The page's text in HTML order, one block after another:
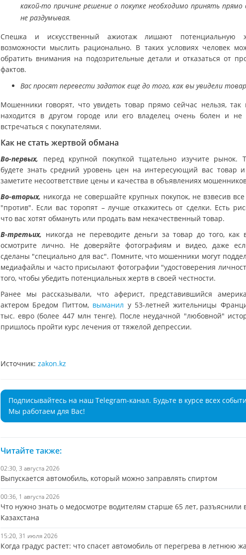
какой-то причине решение о покупке необходимо принять прямо
не раздумывая.
Спешка и искусственный ажиотаж лишают потенциальную
возможности мыслить рационально. В таких условиях человек
обратить внимания на подозрительные детали и отказаться от
фактов.
Вас просят перевести задаток еще до того, как вы увидели
Мошенники говорят, что увидеть товар прямо сейчас нельзя, так
находится в другом городе или его владелец очень болен и не
встречаться с покупателями.
Как не стать жертвой обмана
Во-первых, перед крупной покупкой тщательно изучите рынок.
будете знать средний уровень цен на интересующий вас товар и
заметите несоответствие цены и качества в объявлениях
Во-вторых, никогда не совершайте крупных покупок, не взвесив
"против". Если вас торопят – лучше откажитесь от сделки. Есть
что вас хотят обмануть или продать вам некачественный товар.
В-третьих, никогда не переводите деньги за товар до того, как
осмотрите лично. Не доверяйте фотографиям и видео, даже
сделаны "специально для вас". Помните, что мошенники могут
медиафайлы и часто присылают фотографии "удостоверения
того, чтобы убедить потенциальных жертв в своей честности.
Ранее мы рассказывали, что аферист, представившийся
актером Бредом Питтом, выманил у 53-летней жительницы
тыс. евро (более 447 млн тенге). После неудачной "любовной"
пришлось пройти курс лечения от тяжелой депрессии.
Источник: zakon.kz
Подписывайтесь на наш Telegram-канал. Будьте в курсе всех
Мы работаем для Вас!
Читайте также:
02:30, 3 августа 2026
Выпускается автомобиль, который можно заправлять спиртом
00:36, 1 августа 2026
Что нужно знать о медосмотре водителям старше 65 лет, разъяснили
Казахстана
15:20, 31 июля 2026
Когда градус растет: что спасет автомобиль от перегрева в летнюю